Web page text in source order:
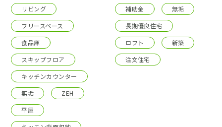
リビング
フリースペース
食品庫
スキップフロア
キッチンカウンター
無垢
ZEH
平屋
補助金
無垢
長期優良住宅
ロフト
新築
注文住宅